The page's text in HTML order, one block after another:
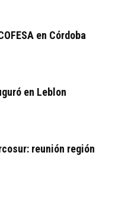
en Córdoba
en Leblon
reunión región